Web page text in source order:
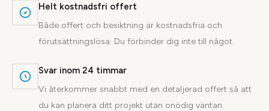
Helt kostnadsfri offert
Både offert och besiktning är kostnadsfria och
förutsättningslösa. Du förbinder dig inte till något.
Svar inom 24 timmar
Vi återkommer snabbt med en detaljerad offert så att
du kan planera ditt projekt utan onödig väntan.